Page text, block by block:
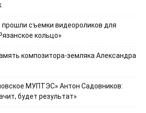
прошли съемки видеороликов для
кольцо»
композитора-земляка Александра
МУПТЭС» Антон Садовников:
будет результат»